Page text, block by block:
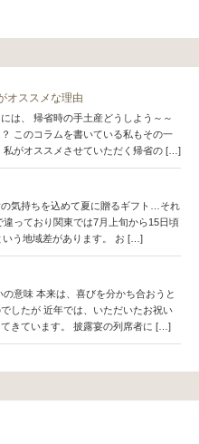
オススメな理由
は、 帰省時の手土産どうしよう～～
このコラムを書いている私もその一
私がオススメさせていただく帰省の […]
気持ちを込めて夏に贈るギフト…それ
っており関東では7月上旬から15日頃
いう地域差があります。 お […]
意味 本来は、喜びを分かち合おうと
したが 近年では、いただいたお祝い
きています。 披露宴の列席者に […]